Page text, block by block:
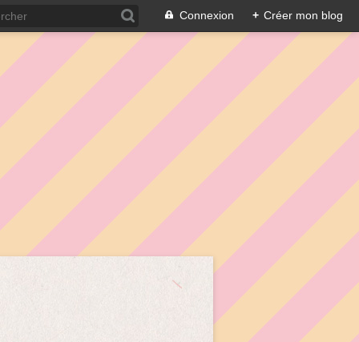
Connexion + Créer mon blog